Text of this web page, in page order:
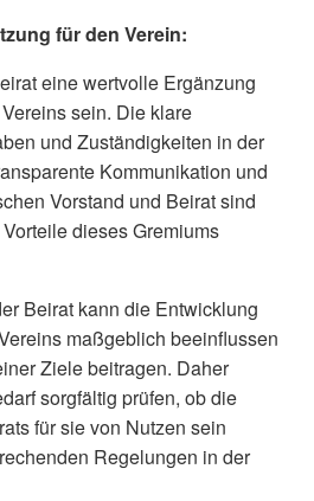
für den Verein:
eine wertvolle Ergänzung
sein. Die klare
und Zuständigkeiten in der
Kommunikation und
Vorstand und Beirat sind
dieses Gremiums
Beirat kann die Entwicklung
maßgeblich beeinflussen
Ziele beitragen. Daher
sorgfältig prüfen, ob die
für sie von Nutzen sein
Regelungen in der